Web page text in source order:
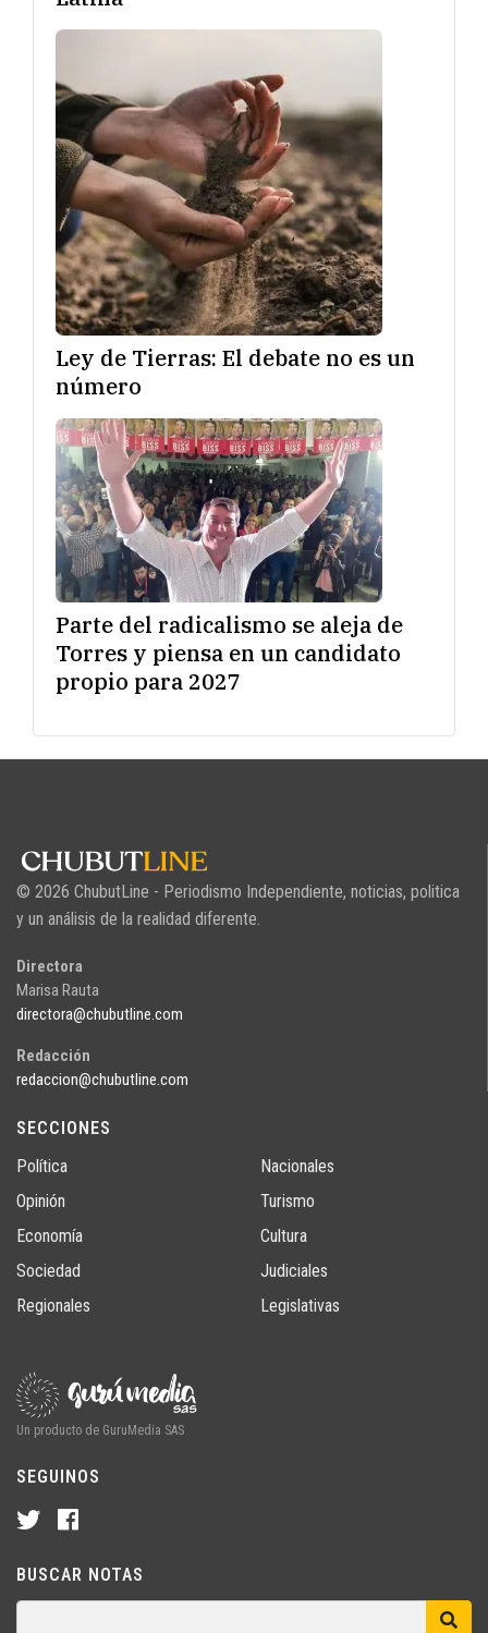
Ley de Tierras: El debate no es un
número
Parte del radicalismo se aleja de
Torres y piensa en un candidato
propio para 2027
© 2026 ChubutLine - Periodismo Independiente, noticias, politica
y un análisis de la realidad diferente.
Directora
Marisa Rauta
directora@chubutline.com
Redacción
redaccion@chubutline.com
SECCIONES
Política
Opinión
Economía
Sociedad
Regionales
Nacionales
Turismo
Cultura
Judiciales
Legislativas
Un producto de GuruMedia SAS
SEGUINOS
BUSCAR NOTAS